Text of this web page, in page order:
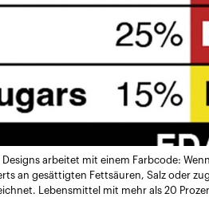
arbeitet mit einem Farbcode:
an gesättigten Fettsäuren, Salz oder
Lebensmittel mit mehr als 20